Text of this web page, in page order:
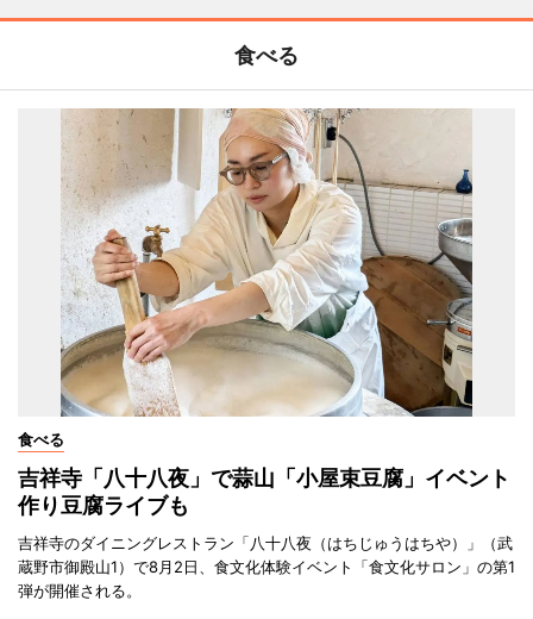
食べる
食べる
吉祥寺「八十八夜」で蒜山「小屋束豆腐」イベント
作り豆腐ライブも
吉祥寺のダイニングレストラン「八十八夜（はちじゅうはちや）」（武
蔵野市御殿山1）で8月2日、食文化体験イベント「食文化サロン」の第1
弾が開催される。